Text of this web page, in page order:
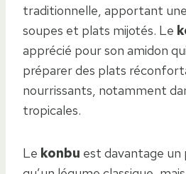
traditionnelle, apportant
soupes et plats mijotés. Le
apprécié pour son amidon
préparer des plats
nourrissants, notamment
tropicales.
Le konbu est davantage